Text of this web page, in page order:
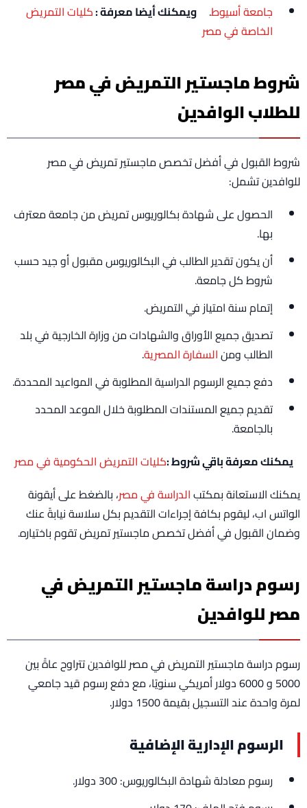
جامعة أسيوط.ويمكنك أيضا معرفة :كليات التمريض
الخاصة في مصر
شروط ماجستير التمريض في مصر
للطلاب الوافدين
شروط القبول في أفضل تخصص ماجستير تمريض في مصر
للوافدين تشمل:
الحصول على شهادة بكالوريوس تمريض من جامعة معترف
بها.
أن يكون تقدير الطالب في البكالوريوس مقبول أو جيد حسب
شروط كل جامعة.
إتمام سنة امتياز في التمريض.
تصديق جميع الأوراق والشهادات من وزارة الخارجية في بلد
الطالب ومنالسفارة المصرية.
دفع جميع الرسوم الدراسية المطلوبة في المواعيد المحددة.
تقديم جميع المستندات المطلوبة خلال الموعد المحدد
بالجامعة.
يمكنك معرفة باقي شروط :كليات التمريض الحكومية في مصر
يمكنك الاستعانة بمكتبالدراسة في مصر، بالضغط على أيقونة
الواتس اب، ليقوم بكافة إجراءات التقديم بكل سلاسة نيابةً عنك
وضمان القبول في أفضل تخصص ماجستير تمريض تقوم باختياره.
رسوم دراسة ماجستير التمريض في
مصر للوافدين
رسوم دراسة ماجستير التمريض في مصر للوافدين تتراوح عاةً بين
5000 و 6000 دولار أمريكي سنويًا، مع دفع رسوم قيد جامعي
لمرة واحدة عند التسجيل بقيمة 1500 دولار.
الرسوم الإدارية الإضافية
رسوم معادلة شهادة البكالوريوس: 300 دولار.